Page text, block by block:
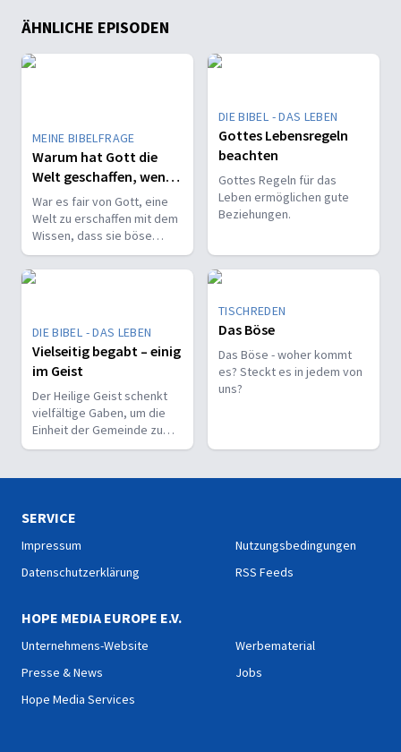
ÄHNLICHE EPISODEN
MEINE BIBELFRAGE
Warum hat Gott die
Welt geschaffen, wenn
er wusste, was
passiert?
War es fair von Gott, eine
Welt zu erschaffen mit dem
Wissen, dass sie böse
werden wird? Und welchen
Zweck erfüllt dieser Baum
im Paradies?
DIE BIBEL - DAS LEBEN
Gottes Lebensregeln
beachten
Gottes Regeln für das
Leben ermöglichen gute
Beziehungen.
DIE BIBEL - DAS LEBEN
Vielseitig begabt – einig
im Geist
Der Heilige Geist schenkt
vielfältige Gaben, um die
Einheit der Gemeinde zu
stärken und sie zu
Menschen zu bekennen.
TISCHREDEN
Das Böse
Das Böse - woher kommt
es? Steckt es in jedem von
uns?
SERVICE
Impressum
Datenschutzerklärung
Nutzungsbedingungen
RSS Feeds
HOPE MEDIA EUROPE E.V.
Unternehmens-Website
Presse & News
Hope Media Services
Werbematerial
Jobs